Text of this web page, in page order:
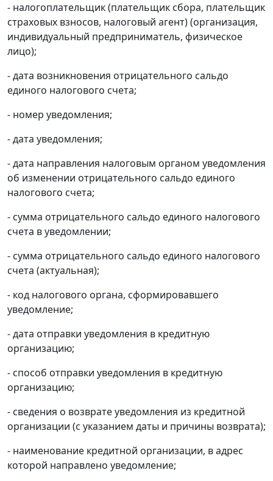
- налогоплательщик (плательщик сбора, плательщик
страховых взносов, налоговый агент) (организация,
индивидуальный предприниматель, физическое
лицо);
- дата возникновения отрицательного сальдо
единого налогового счета;
- номер уведомления;
- дата уведомления;
- дата направления налоговым органом уведомления
об изменении отрицательного сальдо единого
налогового счета;
- сумма отрицательного сальдо единого налогового
счета в уведомлении;
- сумма отрицательного сальдо единого налогового
счета (актуальная);
- код налогового органа, сформировавшего
уведомление;
- дата отправки уведомления в кредитную
организацию;
- способ отправки уведомления в кредитную
организацию;
- сведения о возврате уведомления из кредитной
организации (с указанием даты и причины возврата);
- наименование кредитной организации, в адрес
которой направлено уведомление;